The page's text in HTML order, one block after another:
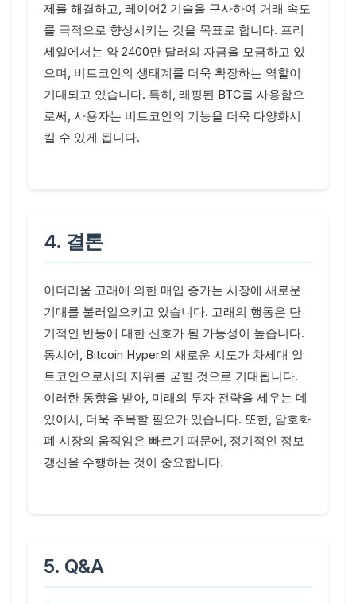
제를 해결하고, 레이어2 기술을 구사하여 거래 속도
를 극적으로 향상시키는 것을 목표로 합니다. 프리
세일에서는 약 2400만 달러의 자금을 모금하고 있
으며, 비트코인의 생태계를 더욱 확장하는 역할이
기대되고 있습니다. 특히, 래핑된 BTC를 사용함으
로써, 사용자는 비트코인의 기능을 더욱 다양화시
킬 수 있게 됩니다.
4. 결론
이더리움 고래에 의한 매입 증가는 시장에 새로운
기대를 불러일으키고 있습니다. 고래의 행동은 단
기적인 반등에 대한 신호가 될 가능성이 높습니다.
동시에, Bitcoin Hyper의 새로운 시도가 차세대 알
트코인으로서의 지위를 굳힐 것으로 기대됩니다.
이러한 동향을 받아, 미래의 투자 전략을 세우는 데
있어서, 더욱 주목할 필요가 있습니다. 또한, 암호화
폐 시장의 움직임은 빠르기 때문에, 정기적인 정보
갱신을 수행하는 것이 중요합니다.
5. Q&A